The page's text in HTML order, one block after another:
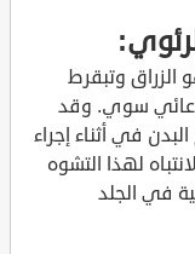
الزراق وتبقرط
سوي. وقد
في أثناء إجراء
لهذا التشوه
في الجلد